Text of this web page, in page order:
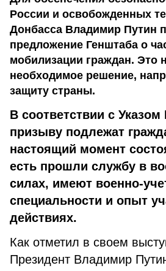
России и освобожденных
Донбасса Владимир Путин
предложение Генштаба о
мобилизации граждан. Это
необходимое решение,
защиту страны.
В соответствии с
призыву подлежат
настоящий момент
есть прошли службу в
силах, имеют военно-
специальности и опыт
действиях.
Как отметил в своем
Президент Владимир